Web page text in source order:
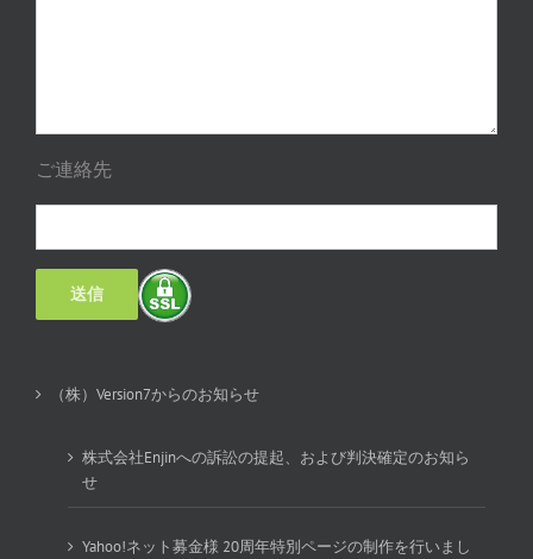
ご連絡先
（株）Version7からのお知らせ
株式会社Enjinへの訴訟の提起、および判決確定のお知ら
せ
Yahoo!ネット募金様 20周年特別ページの制作を行いまし